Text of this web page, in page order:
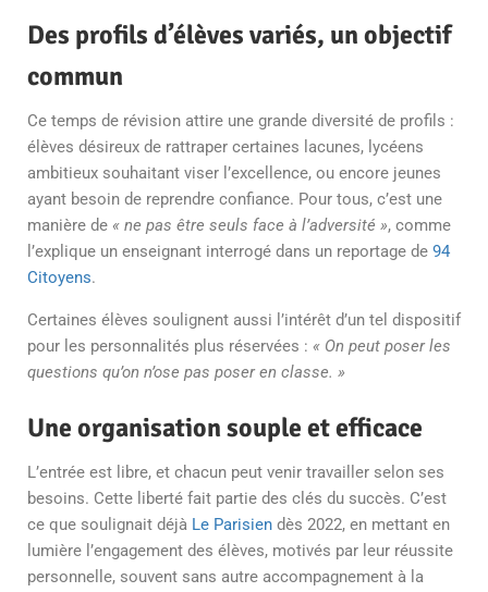
Des profils d’élèves variés, un objectif
commun
Ce temps de révision attire une grande diversité de profils :
élèves désireux de rattraper certaines lacunes, lycéens
ambitieux souhaitant viser l’excellence, ou encore jeunes
ayant besoin de reprendre confiance. Pour tous, c’est une
manière de « ne pas être seuls face à l’adversité », comme
l’explique un enseignant interrogé dans un reportage de 94
Citoyens.
Certaines élèves soulignent aussi l’intérêt d’un tel dispositif
pour les personnalités plus réservées : « On peut poser les
questions qu’on n’ose pas poser en classe. »
Une organisation souple et efficace
L’entrée est libre, et chacun peut venir travailler selon ses
besoins. Cette liberté fait partie des clés du succès. C’est
ce que soulignait déjà Le Parisien dès 2022, en mettant en
lumière l’engagement des élèves, motivés par leur réussite
personnelle, souvent sans autre accompagnement à la